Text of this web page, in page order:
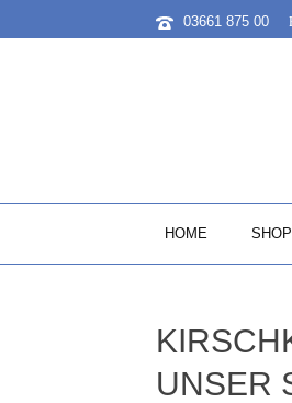
03661 875 00
HOME SHOP
UNSER